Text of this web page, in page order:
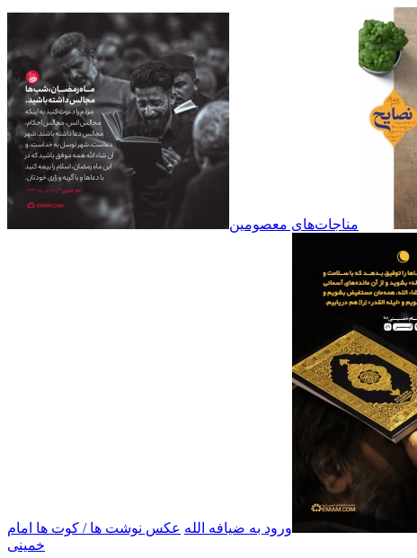
مناجات‌های معصومین
ورود به ضیافه الله عکس نوشت ها / کوت ها امام
خمینی